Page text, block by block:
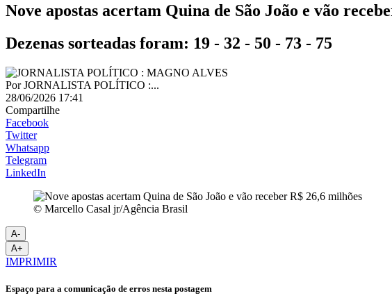
Nove apostas acertam Quina de São João e vão
Dezenas sorteadas foram: 19 - 32 - 50 - 73 - 75
PorJORNALISTA POLÍTICO :...
28/06/2026 17:41
Compartilhe
Facebook
Twitter
Whatsapp
Telegram
LinkedIn
© Marcello Casal jr/Agência Brasil
A-
A+
IMPRIMIR
Espaço para a comunicação de erros nesta postagem